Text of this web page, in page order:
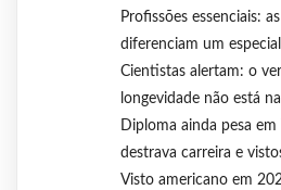
Profissões essenciais:
diferenciam um
Cientistas alertam: o
longevidade não está
Diploma ainda pesa
destrava carreira e
Visto americano em